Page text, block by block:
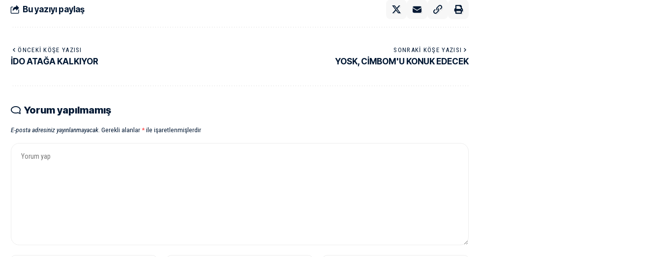
Bu yazıyı paylaş
ÖNCEKI KÖŞE YAZISI
İDO ATAĞA KALKIYOR
SONRAKI KÖŞE YAZISI
YOSK, CİMBOM'U KONUK EDECEK
Yorum yapılmamış
E-posta adresiniz yayınlanmayacak. Gerekli alanlar*ile işaretlenmişlerdir